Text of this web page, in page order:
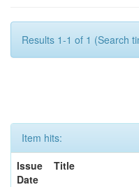
Results 1-1 of 1 (Search
Item hits:
Issue
Date
Title